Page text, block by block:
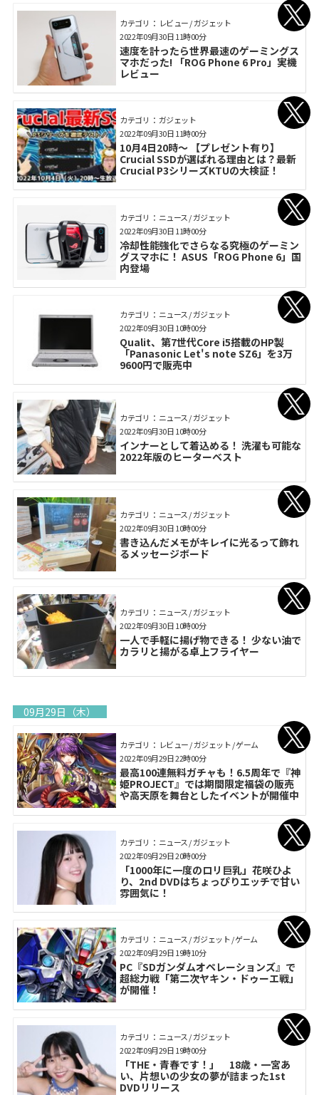
カテゴリ： レビュー / ガジェット
速度を計ったら世界最速のゲーミングス
マホだった! 「ROG Phone 6 Pro」実機
レビュー
2022年09月30日 11時00分
カテゴリ： ガジェット
10月4日20時～ 【プレゼント有り】
Crucial SSDが選ばれる理由とは？最新
Crucial P3シリーズKTUの大検証！
2022年09月30日 11時00分
カテゴリ： ニュース / ガジェット
冷却性能強化でさらなる究極のゲーミン
グスマホに！ ASUS「ROG Phone 6」国
内登場
2022年09月30日 11時00分
カテゴリ： ニュース / ガジェット
Qualit、第7世代Core i5搭載のHP製
「Panasonic Let's note SZ6」を3万
9600円で販売中
2022年09月30日 10時00分
カテゴリ： ニュース / ガジェット
インナーとして着込める！ 洗濯も可能な
2022年版のヒーターベスト
2022年09月30日 10時00分
カテゴリ： ニュース / ガジェット
書き込んだメモがキレイに光るって飾れ
るメッセージボード
2022年09月30日 10時00分
カテゴリ： ニュース / ガジェット
一人で手軽に揚げ物できる！ 少ない油で
カラリと揚がる卓上フライヤー
2022年09月30日 10時00分
09月29日（木）
カテゴリ： レビュー / ガジェット / ゲーム
最高100連無料ガチャも！6.5周年で『神
姫PROJECT』では期間限定福袋の販売
や高天原を舞台としたイベントが開催中
2022年09月29日 22時00分
カテゴリ： ニュース / ガジェット
「1000年に一度のロリ巨乳」花咲ひよ
り、2nd DVDはちょっぴりエッチで甘い
雰囲気に！
2022年09月29日 20時00分
カテゴリ： ニュース / ガジェット / ゲーム
PC『SDガンダムオペレーションズ』で
超総力戦「第二次ヤキン・ドゥーエ戦」
が開催！
2022年09月29日 19時10分
カテゴリ： ニュース / ガジェット
「THE・青春です！」 18歳・一宮あ
い、片想いの少女の夢が詰まった1st
DVDリリース
2022年09月29日 19時00分